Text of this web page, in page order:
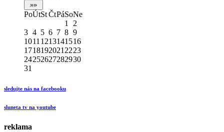
PoÚtStČtPáSoNe
1
2
3 4 5 6 7 8 9
1011 1213141516
1718192021 2223
24252627282930
31
sledujte nás na facebooku
sluneta tv na youtube
reklama